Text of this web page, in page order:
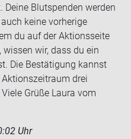
Blutspenden werden
keine vorherige
du auf der Aktionsseite
wir, dass du ein
Die Bestätigung kannst
drei
Grüße Laura vom
Uhr